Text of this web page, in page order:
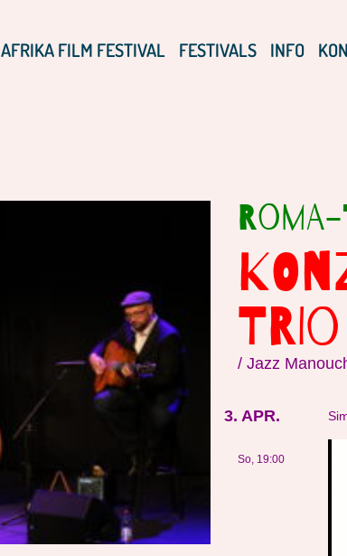
AFRIKA FILM FESTIVAL FESTIVALS INFO
TRIO
/ Jazz
3. APR.
So, 19:00